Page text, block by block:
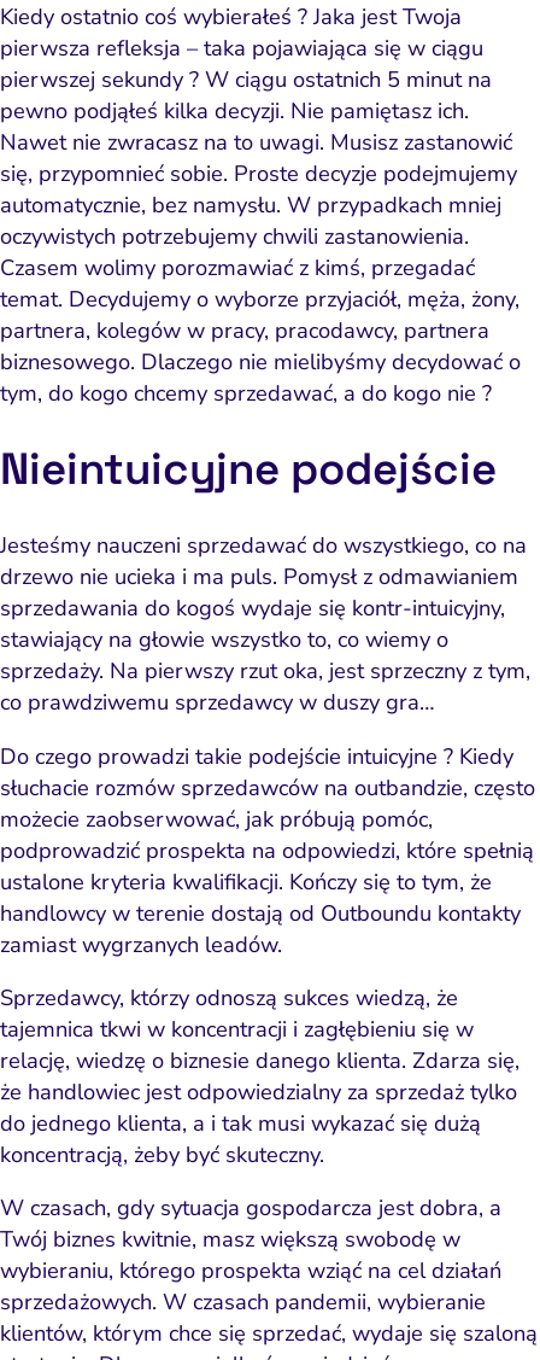
Kiedy ostatnio coś wybierałeś ? Jaka jest Twoja
pierwsza refleksja – taka pojawiająca się w ciągu
pierwszej sekundy ? W ciągu ostatnich 5 minut na
pewno podjąłeś kilka decyzji. Nie pamiętasz ich.
Nawet nie zwracasz na to uwagi. Musisz zastanowić
się, przypomnieć sobie. Proste decyzje podejmujemy
automatycznie, bez namysłu. W przypadkach mniej
oczywistych potrzebujemy chwili zastanowienia.
Czasem wolimy porozmawiać z kimś, przegadać
temat. Decydujemy o wyborze przyjaciół, męża, żony,
partnera, kolegów w pracy, pracodawcy, partnera
biznesowego. Dlaczego nie mielibyśmy decydować o
tym, do kogo chcemy sprzedawać, a do kogo nie ?
Nieintuicyjne podejście
Jesteśmy nauczeni sprzedawać do wszystkiego, co na
drzewo nie ucieka i ma puls. Pomysł z odmawianiem
sprzedawania do kogoś wydaje się kontr-intuicyjny,
stawiający na głowie wszystko to, co wiemy o
sprzedaży. Na pierwszy rzut oka, jest sprzeczny z tym,
co prawdziwemu sprzedawcy w duszy gra…
Do czego prowadzi takie podejście intuicyjne ? Kiedy
słuchacie rozmów sprzedawców na outbandzie, często
możecie zaobserwować, jak próbują pomóc,
podprowadzić prospekta na odpowiedzi, które spełnią
ustalone kryteria kwalifikacji. Kończy się to tym, że
handlowcy w terenie dostają od Outboundu kontakty
zamiast wygrzanych leadów.
Sprzedawcy, którzy odnoszą sukces wiedzą, że
tajemnica tkwi w koncentracji i zagłębieniu się w
relację, wiedzę o biznesie danego klienta. Zdarza się,
że handlowiec jest odpowiedzialny za sprzedaż tylko
do jednego klienta, a i tak musi wykazać się dużą
koncentracją, żeby być skuteczny.
W czasach, gdy sytuacja gospodarcza jest dobra, a
Twój biznes kwitnie, masz większą swobodę w
wybieraniu, którego prospekta wziąć na cel działań
sprzedażowych. W czasach pandemii, wybieranie
klientów, którym chce się sprzedać, wydaje się szaloną